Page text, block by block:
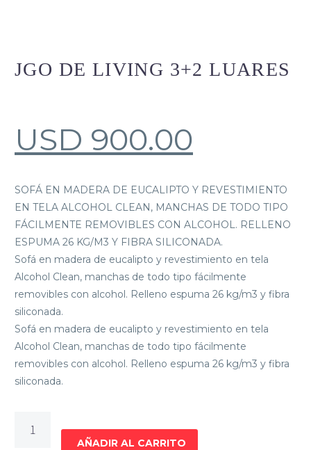
JGO DE LIVING 3+2 LUARES
USD 900.00
SOFÁ EN MADERA DE EUCALIPTO Y REVESTIMIENTO
EN TELA ALCOHOL CLEAN, MANCHAS DE TODO TIPO
FÁCILMENTE REMOVIBLES CON ALCOHOL. RELLENO
ESPUMA 26 KG/M3 Y FIBRA SILICONADA.
Sofá en madera de eucalipto y revestimiento en tela
Alcohol Clean, manchas de todo tipo fácilmente
removibles con alcohol. Relleno espuma 26 kg/m3 y fibra
siliconada.
Sofá en madera de eucalipto y revestimiento en tela
Alcohol Clean, manchas de todo tipo fácilmente
removibles con alcohol. Relleno espuma 26 kg/m3 y fibra
siliconada.
AÑADIR AL CARRITO